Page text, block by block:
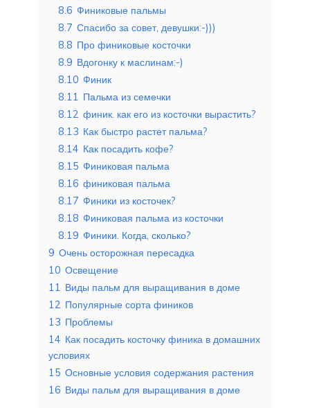
8.6 Финиковые пальмы
8.7 Спасибо за совет, девушки:-)))
8.8 Про финиковые косточки
8.9 Вдогонку к маслинам:-)
8.10 Финик
8.11 Пальма из семечки
8.12 финик. как его из косточки вырастить?
8.13 Как быстро растет пальма?
8.14 Как посадить кофе?
8.15 Финиковая пальма
8.16 финиковая пальма
8.17 Финики из косточек?
8.18 Финиковая пальма из косточки
8.19 Финики. Когда, сколько?
9 Очень осторожная пересадка
10 Освещение
11 Виды пальм для выращивания в доме
12 Популярные сорта фиников
13 Проблемы
14 Как посадить косточку финика в домашних
условиях
15 Основные условия содержания растения
16 Виды пальм для выращивания в доме